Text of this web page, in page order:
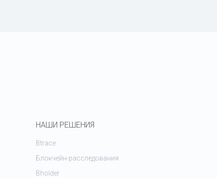
НАШИ РЕШЕНИЯ
Btrace
Блокчейн-расследования
Bholder